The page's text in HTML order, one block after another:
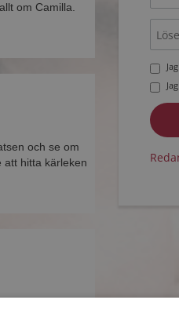
om Camilla.
och se om
att hitta kärleken
om du är